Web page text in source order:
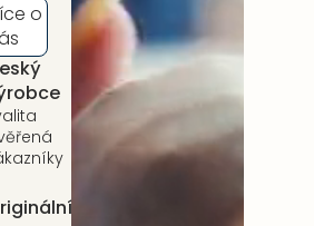
o
5 let záruka
na celý
sortiment